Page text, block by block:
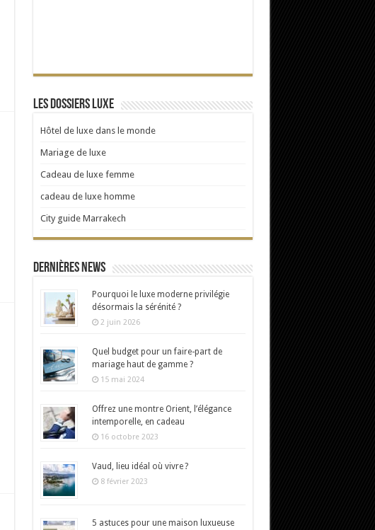
Les dossiers Luxe
Hôtel de luxe dans le monde
Mariage de luxe
Cadeau de luxe femme
cadeau de luxe homme
City guide Marrakech
Dernières news
Pourquoi le luxe moderne privilégie
désormais la sérénité ?
2 juin 2026
Quel budget pour un faire-part de
mariage haut de gamme ?
15 mai 2024
Offrez une montre Orient, l’élégance
intemporelle, en cadeau
16 octobre 2023
Vaud, lieu idéal où vivre ?
8 février 2023
5 astuces pour une maison luxueuse